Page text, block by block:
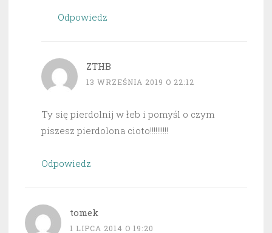
Odpowiedz
ZTHB
13 WRZEŚNIA 2019 O 22:12
Ty się pierdolnij w łeb i pomyśl o czym
piszesz pierdolona cioto!!!!!!!!!!
Odpowiedz
tomek
1 LIPCA 2014 O 19:20